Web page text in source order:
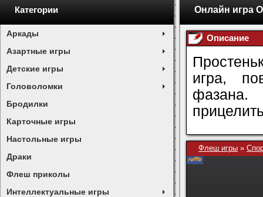
Категории
Аркады
Азартные игры
Детские игры
Головоломки
Бродилки
Карточные игры
Настольные игры
Драки
Флеш приколы
Интеллектуальные игры
Онлайн игра
Описание
игра,
Флеш игры »